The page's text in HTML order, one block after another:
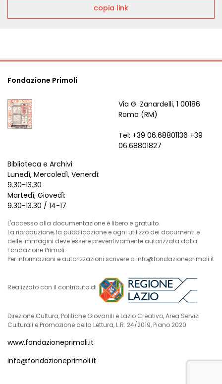
copia link
Fondazione Primoli
Via G. Zanardelli, 1 00186
Roma (RM)
Tel: +39 06.68801136 +39
06.68801827
Biblioteca e Archivi
Lunedì, Mercoledì, Venerdì:
9.30-13.30
Martedì, Giovedì:
9.30-13.30 / 14-17
L'accesso alla documentazione è libero e gratuito.
La riproduzione, la pubblicazione e ogni utilizzo dei documenti e
delle immagini deve essere preventivamente autorizzata dalla
Fondazione Primoli.
Per informazioni e autorizzazioni scrivere a info@fondazioneprimoli.it
Realizzato con il contributo di
Direzione Cultura, Politiche Giovanili e Lazio Creativo, Area Servizi
Culturali e Promozione della Lettura, L.R. 24/2019, Piano 2020
www.fondazioneprimoli.it
info@fondazioneprimoli.it